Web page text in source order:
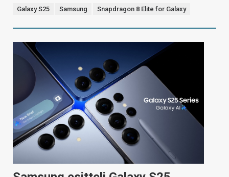
Galaxy S25 Samsung Snapdragon 8 Elite for Galaxy